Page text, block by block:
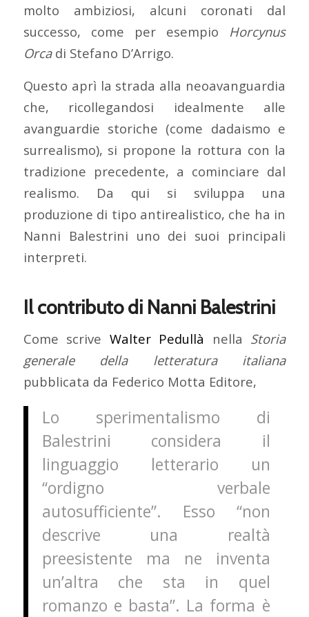
molto ambiziosi, alcuni coronati dal
successo, come per esempio Horcynus
Orcadi Stefano D’Arrigo.
Questo aprì la strada alla neoavanguardia
che, ricollegandosi idealmente alle
avanguardie storiche (come dadaismo e
surrealismo), si propone la rottura con la
tradizione precedente, a cominciare dal
realismo. Da qui si sviluppa una
produzione di tipo antirealistico, che ha in
Nanni Balestrini uno dei suoi principali
interpreti.
Il contributo di Nanni Balestrini
Come scrive Walter Pedullà nella Storia
generale della letteratura italiana
pubblicata da Federico Motta Editore,
Lo sperimentalismo di
Balestrini considera il
linguaggio letterario un
“ordigno verbale
autosufficiente”. Esso “non
descrive una realtà
preesistente ma ne inventa
un’altra che sta in quel
romanzo e basta”. La forma è